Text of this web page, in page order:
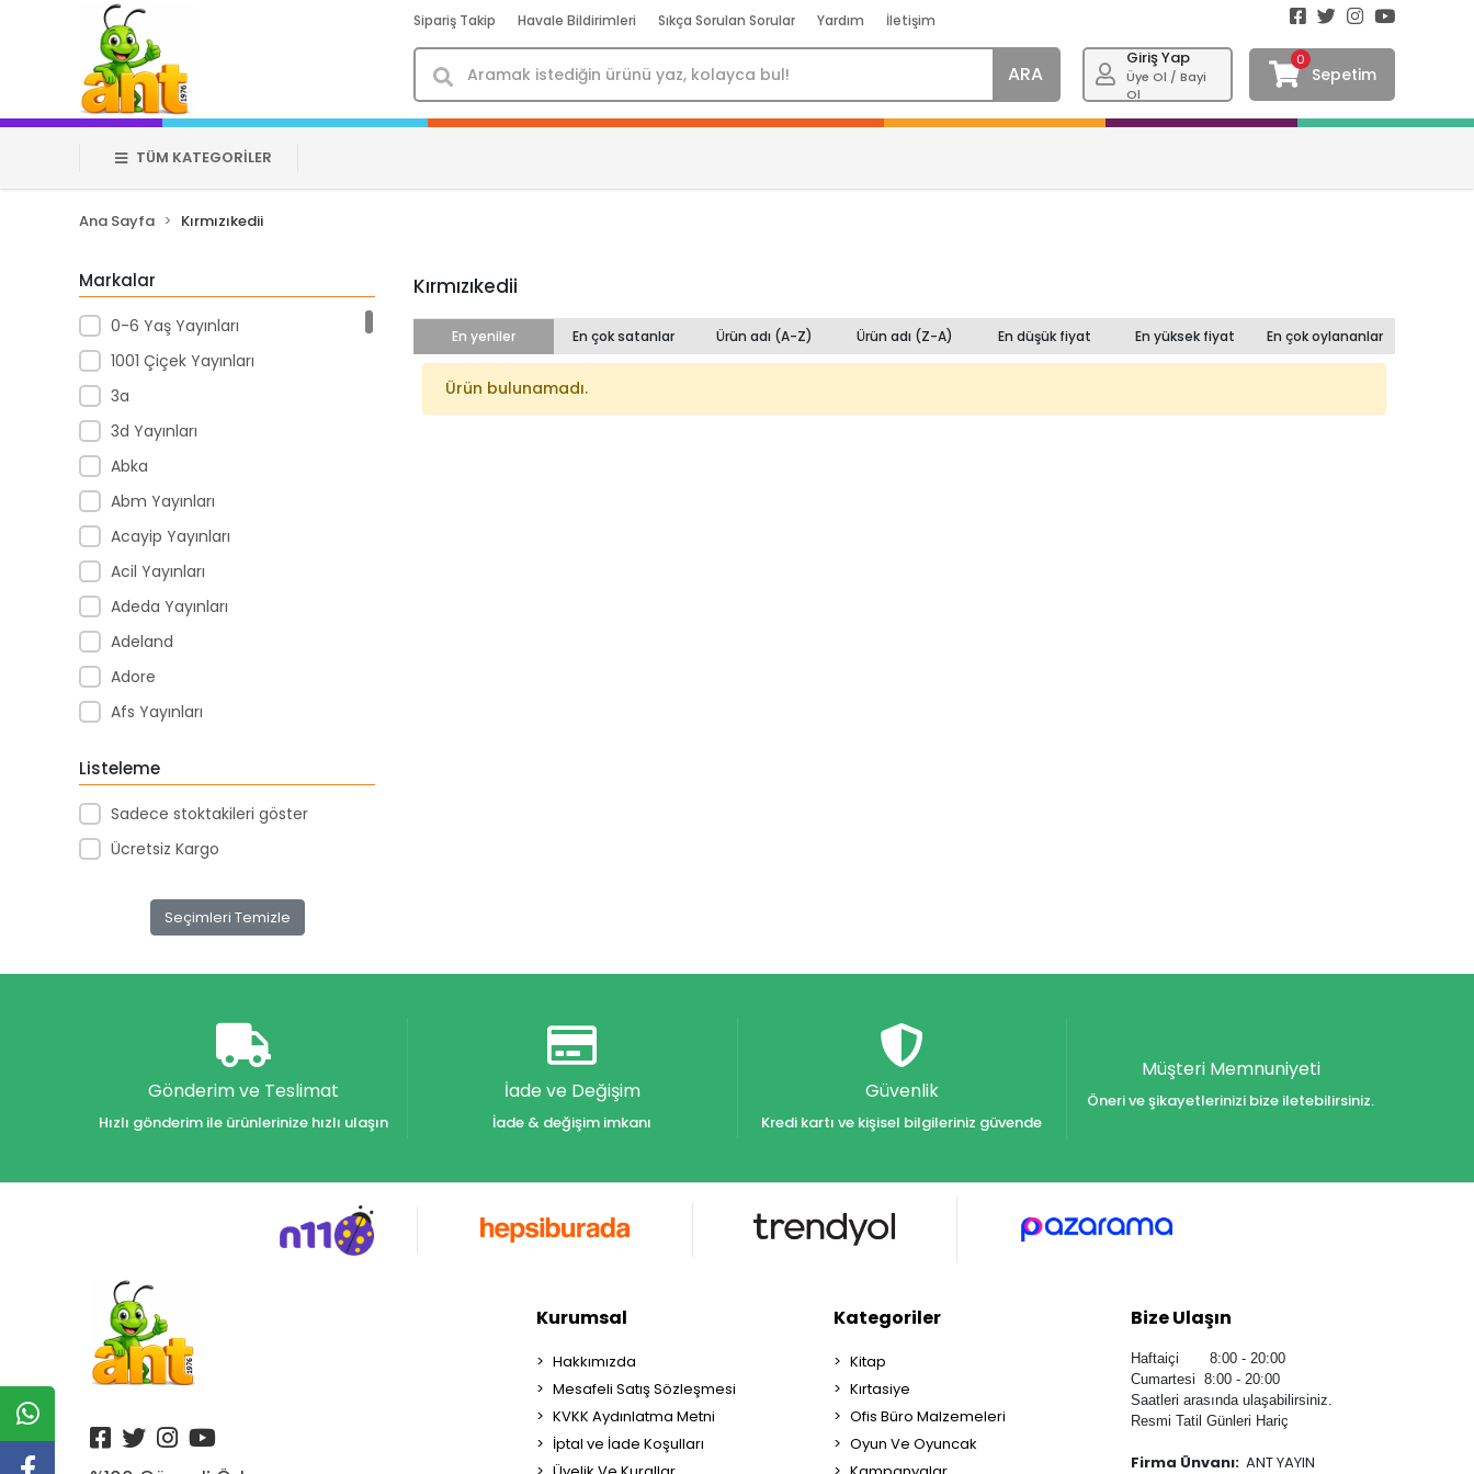
Sipariş Takip Havale Bildirimleri Sıkça Sorulan Sorular Yardım İletişim
ARA
Giriş Yap
Üye Ol / Bayi
Ol
0
Sepetim
TÜM KATEGORİLER
Ana Sayfa Kırmızıkedii
Markalar
0-6 Yaş Yayınları
1001 Çiçek Yayınları
3a
3d Yayınları
Abka
Abm Yayınları
Acayip Yayınları
Acil Yayınları
Adeda Yayınları
Adeland
Adore
Afs Yayınları
Agt
Aıhao
Akademi Denizi Yayınları
Akçağ Yayınları
Alfa Yayınları
Alfabe Yayınları
Altın Karma Yayınları
Altın Kitaplar Yayınevi
Altın Kitaplar Yayınları
Altınyıldız
Listeleme
Sadece stoktakileri göster
Ücretsiz Kargo
Seçimleri Temizle
Kırmızıkedii
En yeniler En çok satanlar Ürün adı (A-Z) Ürün adı (Z-A) En düşük fiyat En yüksek fiyat En çok oylananlar
Ürün bulunamadı.
Gönderim ve Teslimat
Hızlı gönderim ile ürünlerinize hızlı ulaşın
İade ve Değişim
İade & değişim imkanı
Güvenlik
Kredi kartı ve kişisel bilgileriniz güvende
Müşteri Memnuniyeti
Öneri ve şikayetlerinizi bize iletebilirsiniz.
Kurumsal
Hakkımızda
Mesafeli Satış Sözleşmesi
KVKK Aydınlatma Metni
İptal ve İade Koşulları
Kategoriler
Kitap
Kırtasiye
Ofis Büro Malzemeleri
Oyun Ve Oyuncak
Bize Ulaşın
Haftaiçi 8:00 - 20:00
Cumartesi 8:00 - 20:00
Saatleri arasında ulaşabilirsiniz.
Resmi Tatil Günleri Hariç
Firma Ünvanı: ANT YAYIN